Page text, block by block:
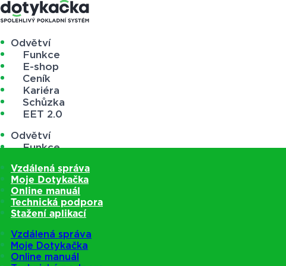
Odvětví
Funkce
E-shop
Ceník
Kariéra
Schůzka
EET 2.0
Odvětví
Funkce
Ceník
Kariéra
Schůzka
EET 2.0
Vzdálená správa
Moje Dotykačka
Online manuál
Technická podpora
Stažení aplikací
Vzdálená správa
Moje Dotykačka
Online manuál